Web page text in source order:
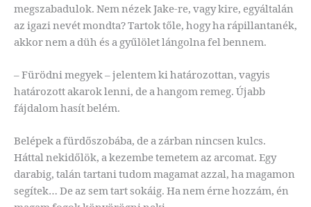
megszabadulok. Nem nézek Jake-re, vagy kire, egyáltalán
az igazi nevét mondta? Tartok tőle, hogy ha rápillantanék,
akkor nem a düh és a gyűlölet lángolna fel bennem.
– Fürödni megyek – jelentem ki határozottan, vagyis
határozott akarok lenni, de a hangom remeg. Újabb
fájdalom hasít belém.
Belépek a fürdőszobába, de a zárban nincsen kulcs.
Háttal nekidőlök, a kezembe temetem az arcomat. Egy
darabig, talán tartani tudom magamat azzal, ha magamon
segítek… De az sem tart sokáig. Ha nem érne hozzám, én